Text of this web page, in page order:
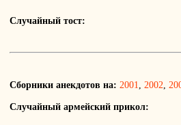
Случайный тост:
Сборники анекдотов на: 2001, 2002,
Случайный армейский прикол: